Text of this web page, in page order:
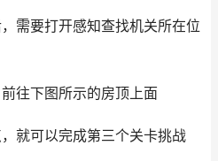
需要打开感知查找机关所在位
往下图所示的房顶上面
就可以完成第三个关卡挑战